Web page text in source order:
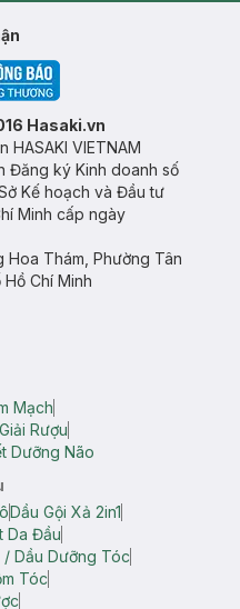
Hasaki.vn
HASAKI VIETNAM
Đăng ký Kinh doanh số
Kế hoạch và Đầu tư
Minh cấp ngày
Hoa Thám, Phường Tân
Chí Minh
Mạch
Rượu
Dưỡng Não
Dầu Gội Xả 2in1
Da Đầu
/ Dầu Dưỡng Tóc
Tóc